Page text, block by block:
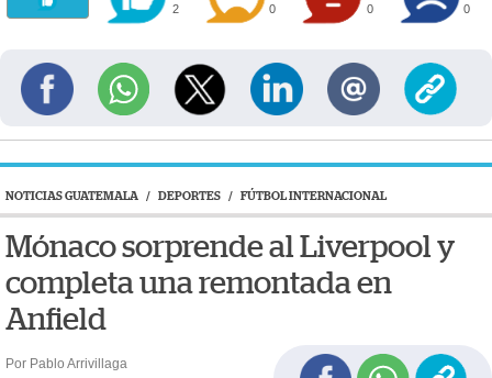
2 0 0 0
NOTICIAS GUATEMALA / DEPORTES / FÚTBOL INTERNACIONAL
Mónaco sorprende al Liverpool y
completa una remontada en
Anfield
Por Pablo Arrivillaga